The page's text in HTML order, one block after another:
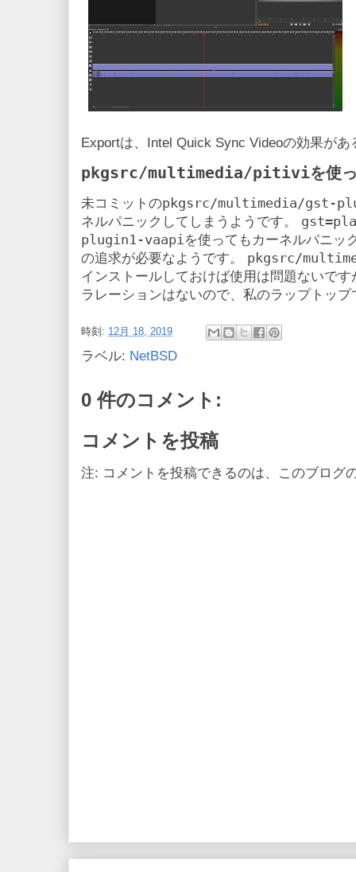
Exportは、Intel Quick Sync Videoの効果が
pkgsrc/multimedia/pitiviを使
未コミットのpkgsrc/multimedia/gst-
ネルパニックしてしまうようです。
plugin1-vaapi を使ってもカーネルパニッ
の追求が必要なようです。 pkgsrc/
インストールしておけば使用は問題ないで
ラレーションはないので、私のラップトッ
時刻: 12月 18, 2019
ラベル: NetBSD
0 件のコメント:
コメントを投稿
注: コメントを投稿できるのは、このブログ